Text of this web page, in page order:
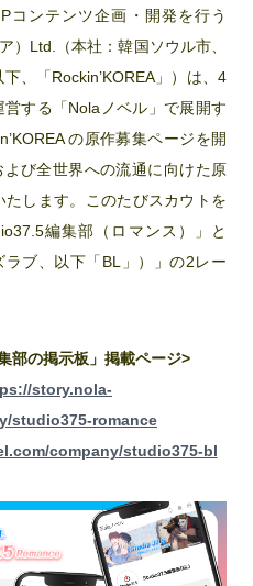
コンテンツ企画・開発を行う
）Ltd.（本社：韓国ソウル市、
、「Rockin’KOREA」）は、4
する「Nolaノベル」で展開す
の原作募集ページを開
び全世界への流通に向けた原
します。このたびスカウトを
編集部（ロマンス）」と
ラブ、以下「BL」）」の2レー
部の掲示板」掲載ページ>
story.nola-
studio375-romance
company/studio375-bl